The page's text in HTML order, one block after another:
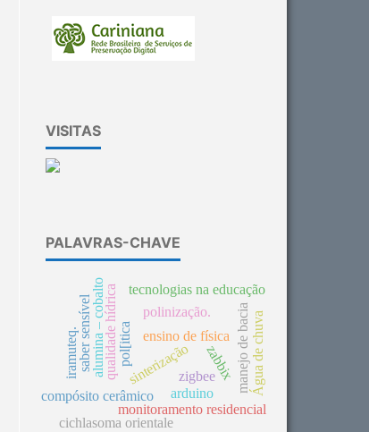
VISITAS
PALAVRAS-CHAVE
ensino de física
qualidade hídrica manejo de bacia
tecnologias na educação
compósito cerâmico
alumina – cobalto sinterização
monitoramento residencial
zigbeezabbix
pol[itica Água de chuva
cichlasoma orientale
saber sensível
iramuteq.
polinização.
arduino